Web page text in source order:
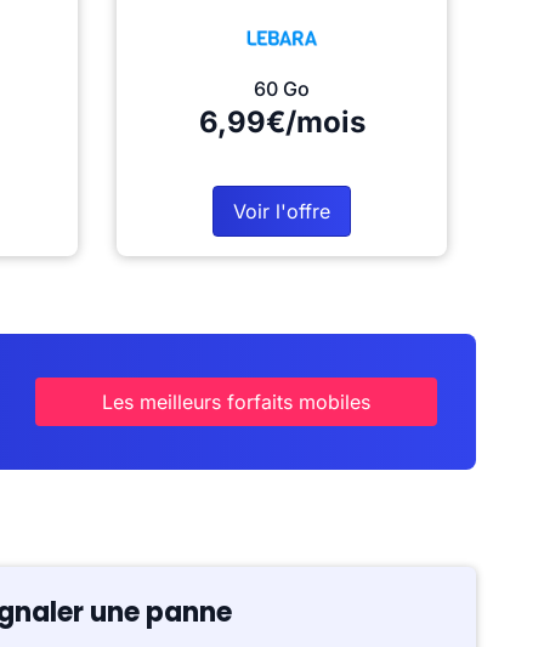
60 Go
6,99€/mois
Voir l'offre
Les meilleurs forfaits mobiles
une panne